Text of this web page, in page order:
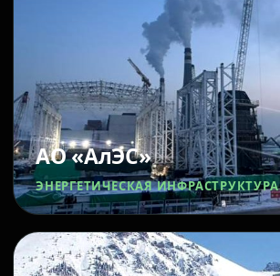
АО «АлЭС»
ЭНЕРГЕТИЧЕСКАЯ ИНФРАСТРУКТУРА